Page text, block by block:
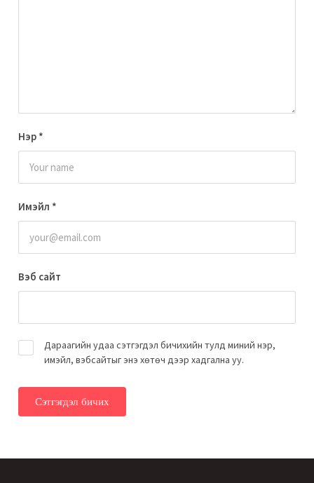
Нэр *
Имэйл *
Вэб сайт
Дараагийн удаа сэтгэгдэл бичихийн тулд миний нэр,
имэйл, вэбсайтыг энэ хөтөч дээр хадгална уу.